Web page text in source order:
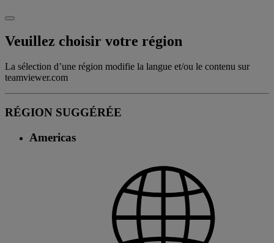
Veuillez choisir votre région
La sélection d’une région modifie la langue et/ou le contenu sur
teamviewer.com
RÉGION SUGGÉRÉE
Americas